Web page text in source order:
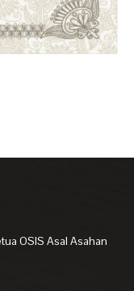
OSIS Asal Asahan